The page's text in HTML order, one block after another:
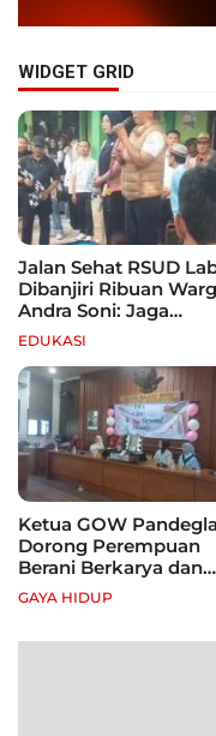
WIDGET GRID
Jalan Sehat RSUD
Dibanjiri Ribuan
Andra Soni: Jaga
Kebugaran dan Hidup
EDUKASI
Ketua GOW
Dorong Perempuan
Berani Berkarya dan
Mandiri
GAYA HIDUP